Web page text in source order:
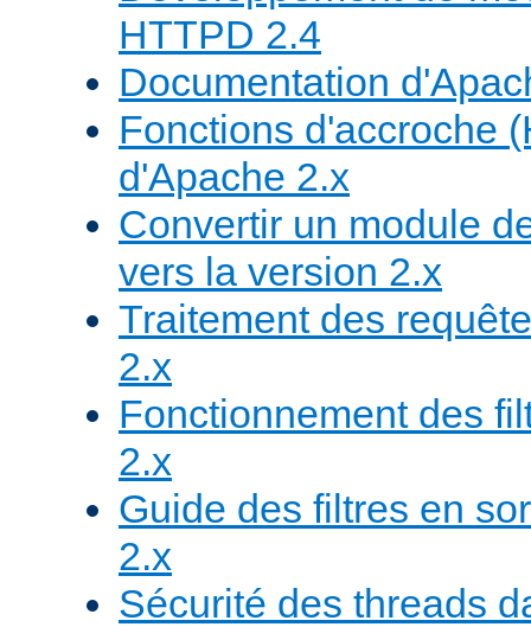
HTTPD 2.4
Documentation
Fonctions d'accroche
d'Apache 2.x
Convertir un module
vers la version 2.x
Traitement des
2.x
Fonctionnement des
2.x
Guide des filtres en
2.x
Sécurité des threads